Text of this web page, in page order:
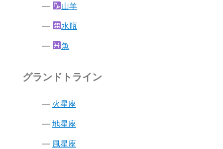
山羊
水瓶
魚
グランドトライン
火星座
地星座
風星座